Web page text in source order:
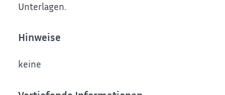
Unterlagen.
Hinweise
keine